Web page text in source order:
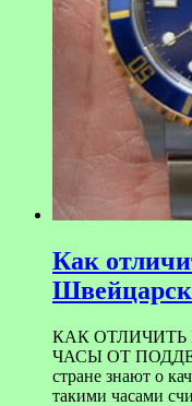
Как
КАК
ЧАСЫ ОТ
стране знают о
такими часами